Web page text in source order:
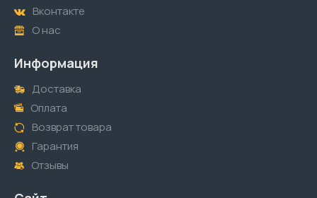
Вконтакте
О нас
Информация
Доставка
Оплата
Возврат товара
Гарантия
Отзывы